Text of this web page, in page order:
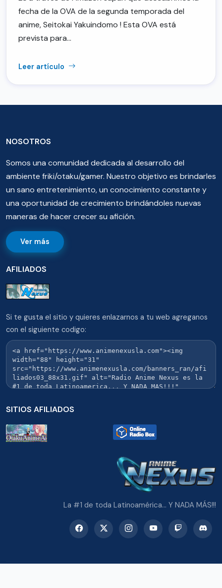
fecha de la OVA de la segunda temporada del
anime, Seitokai Yakuindomo ! Esta OVA está
prevista para…
Leer artículo
NOSOTROS
Somos una comunidad dedicada al desarrollo del
ambiente friki/otaku/gamer. Nuestro objetivo es brindarles
un sano entretenimiento, un conocimiento constante y
una oportunidad de crecimiento brindándoles nuevas
maneras de hacer crecer su afición.
Ver más
AFILIADOS
Si te gusta el sitio y quieres enlazarnos a tu web agreganos
con el siguiente codigo:
SITIOS AFILIADOS
La #1 de toda Latinoamérica... Y NADA MÁS!!!